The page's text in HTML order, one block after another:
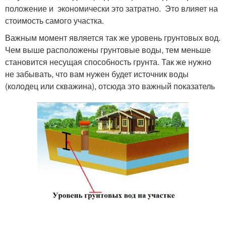
положение и экономически это затратно. Это влияет на
стоимость самого участка.
Важным момент является так же уровень грунтовых вод.
Чем выше расположены грунтовые воды, тем меньше
становится несущая способность грунта. Так же нужно
не забывать, что вам нужен будет источник воды
(колодец или скважина), отсюда это важный показатель